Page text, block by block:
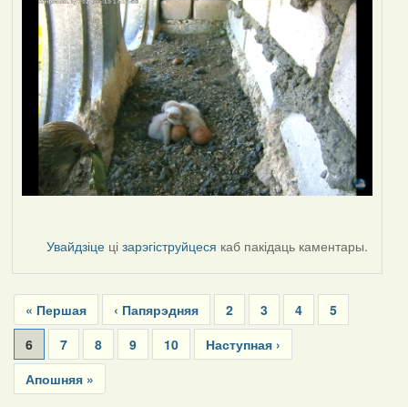
Увайдзіце цізарэгіструйцеся каб пакідаць каментары.
Pagination
First
page
« Першая
Previous
page
‹ Папярэдняя Page
2 Page
3 Page
4 Page
5
Current
page
6 Page
7 Page
8 Page
9 Page
10
Next
page
Наступная ›
Last
page
Апошняя »